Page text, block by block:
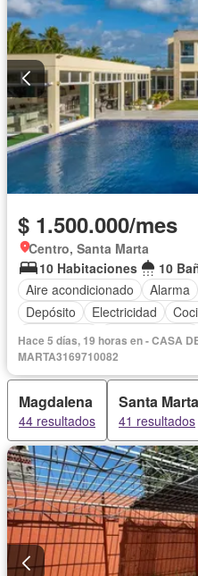
Piscina
Vigilante Sauna
Tanque de agua
Terraza
Permite mascotas
Permite
$ 1.500.000/mes
Centro, Santa Marta
10 Habitaciones
10
Aire acondicionado
Alarma
Depósito
Electricidad
Calefacción
Cocina integral
Gas natural
Estudio
Cuarto de servicio
Terraza
Patio
Área infantil
Vigilante
Acceso para personas con
Barbecue
Caseta de
Seguridad privada
Piscina
Permite niños
Solo familias
Hace 5 días, 19 horas en - CASA
MARTA3169710082
Magdalena
44 resultados
Santa Marta
41 resultados